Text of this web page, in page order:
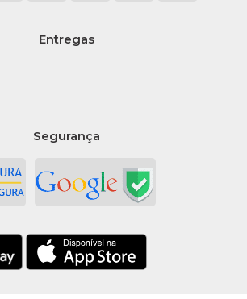
Entregas
Segurança